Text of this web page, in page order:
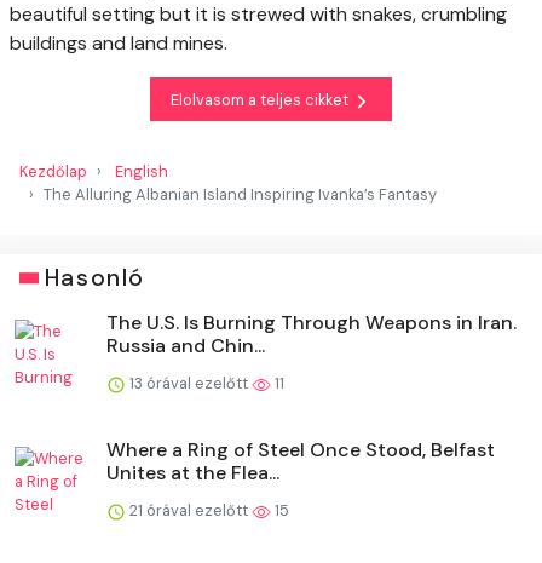
beautiful setting but it is strewed with snakes, crumbling
buildings and land mines.
Elolvasom a teljes cikket
Kezdőlap
English
The Alluring Albanian Island Inspiring Ivanka’s Fantasy
Hasonló
The U.S. Is Burning Through Weapons in Iran.
Russia and Chin...
13 órával ezelőtt 11
Where a Ring of Steel Once Stood, Belfast
Unites at the Flea...
21 órával ezelőtt 15